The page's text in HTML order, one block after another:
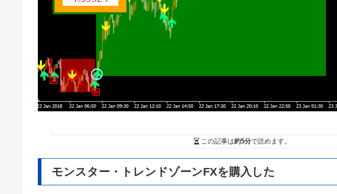
この記事は約5分で読めます。
モンスター・トレンドゾーンFXを購入した